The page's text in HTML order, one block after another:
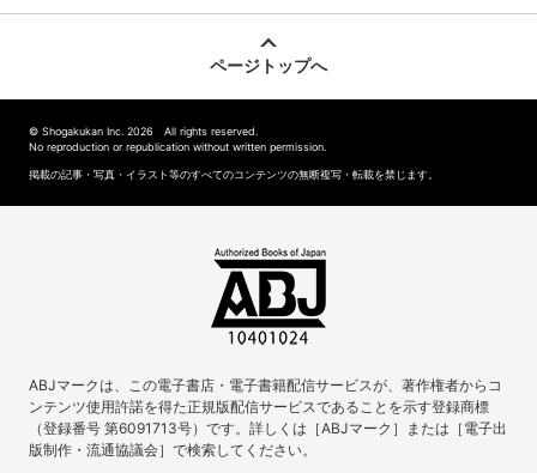
ページトップへ
© Shogakukan Inc. 2026 All rights reserved.
No reproduction or republication without written permission.
掲載の記事・写真・イラスト等のすべてのコンテンツの無断複写・転載を禁じます。
ABJマークは、この電子書店・電子書籍配信サービスが、著作権者からコ
ンテンツ使用許諾を得た正規版配信サービスであることを示す登録商標
（登録番号 第6091713号）です。詳しくは［ABJマーク］または［電子出
版制作・流通協議会］で検索してください。